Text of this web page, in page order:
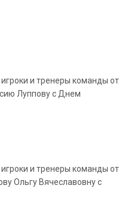
и тренеры команды от
Луппову с Днем
и тренеры команды от
Ольгу Вячеславовну с